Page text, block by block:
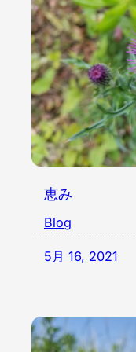
恵み
Blog
5月 16, 2021